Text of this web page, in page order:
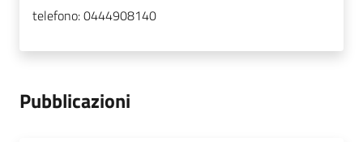
telefono:0444908140
Pubblicazioni